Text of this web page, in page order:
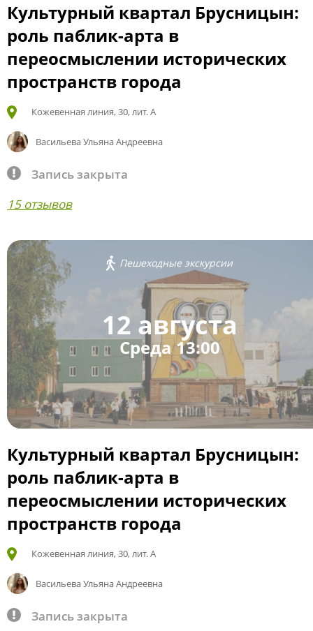
Культурный квартал Брусницын:
роль паблик-арта в
переосмыслении исторических
пространств города
Кожевенная линия, 30, лит. А
Васильева Ульяна Андреевна
Запись закрыта
15 отзывов
Пешеходные экскурсии
12 августа
Среда 13:00
Культурный квартал Брусницын:
роль паблик-арта в
переосмыслении исторических
пространств города
Кожевенная линия, 30, лит. А
Васильева Ульяна Андреевна
Запись закрыта